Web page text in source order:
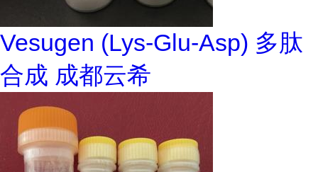
Vesugen (Lys-Glu-Asp) 多肽
合成 成都云希